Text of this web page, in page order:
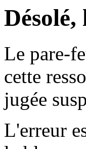
Désolé,
Le pare-
cette
jugée
L'erreur